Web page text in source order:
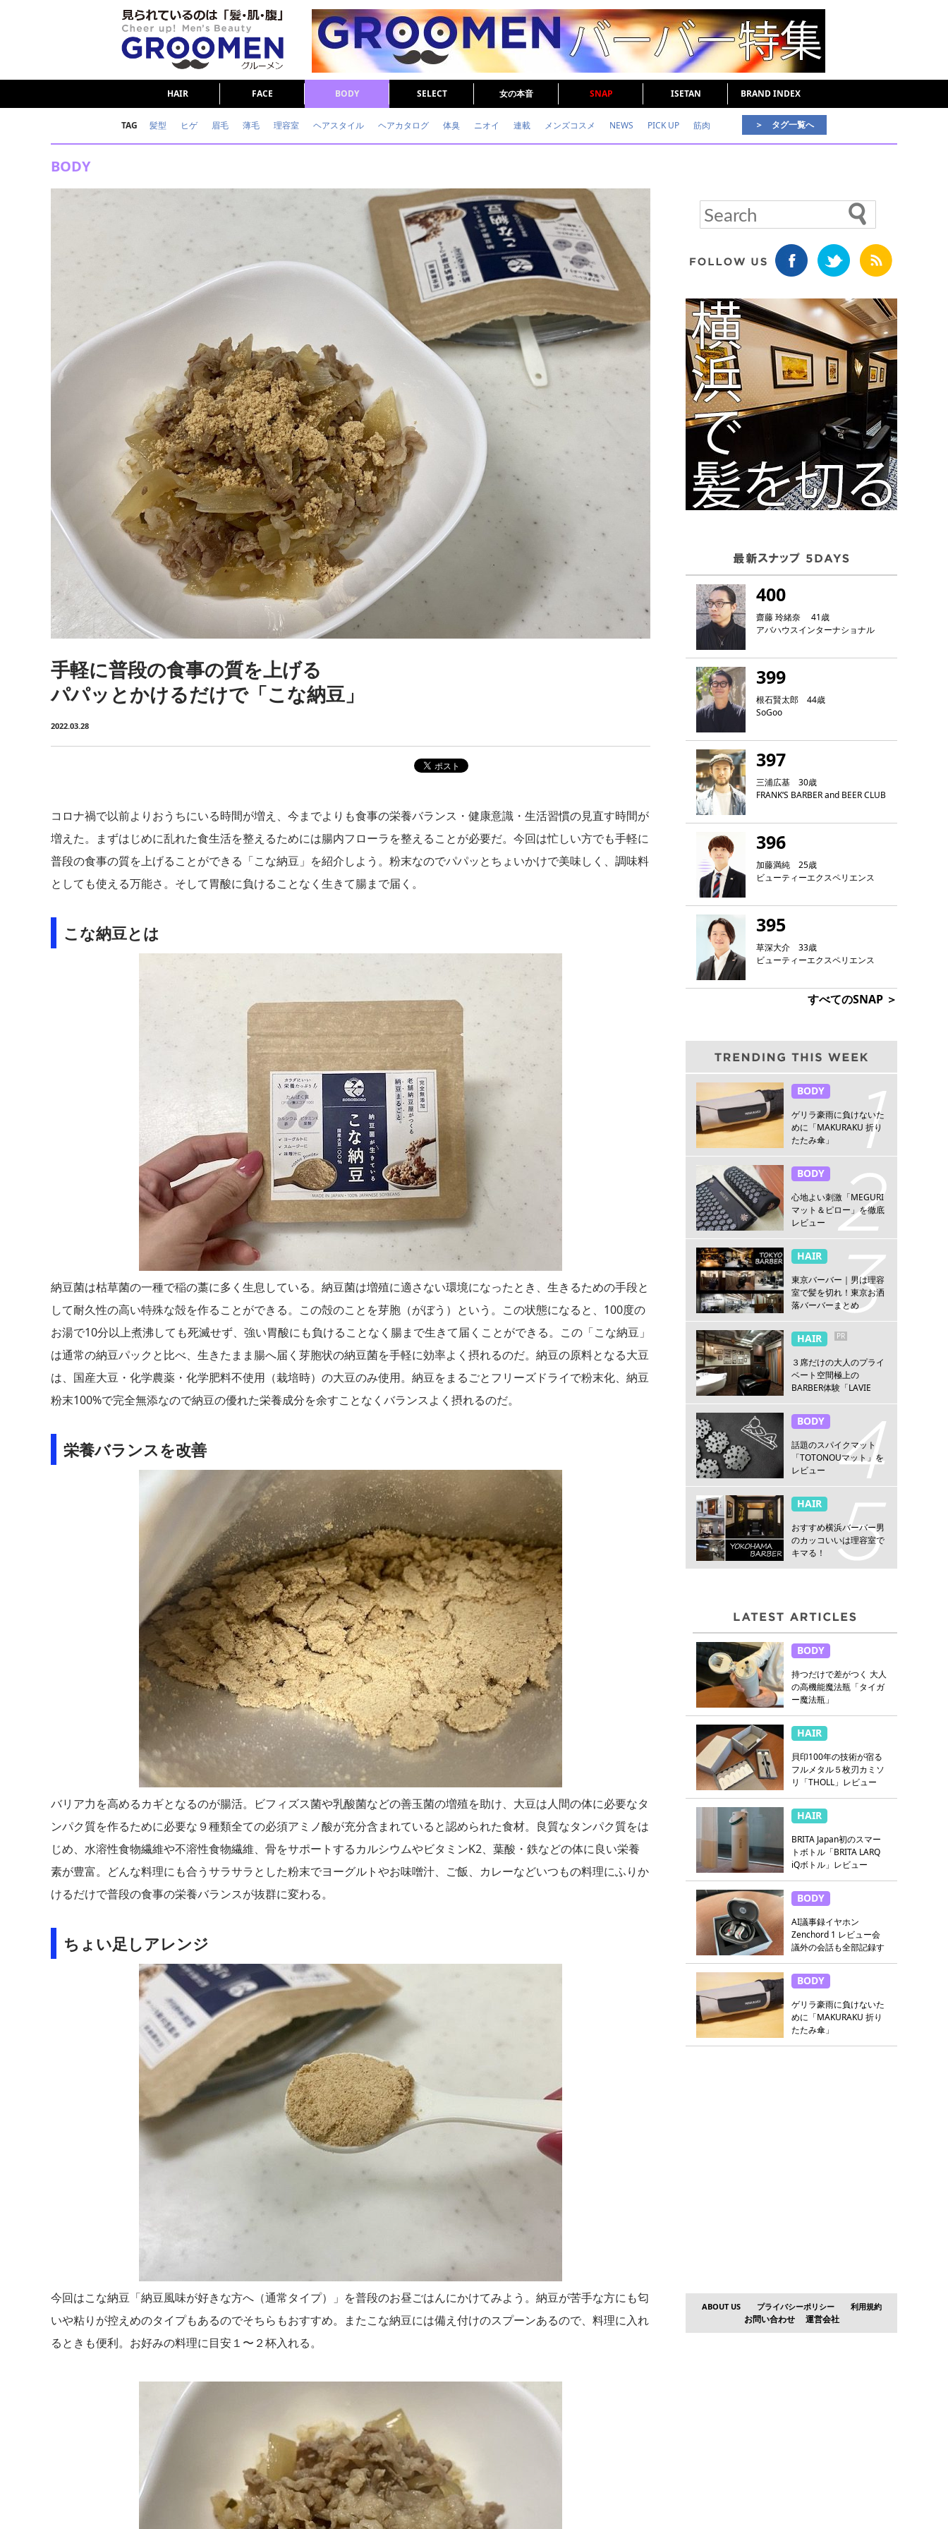
HAIR FACE BODY SELECT 女の本音 SNAP ISETAN BRAND INDEX
TAG 髪型 ヒゲ 眉毛 薄毛 理容室 ヘアスタイル ヘアカタログ 体臭 ニオイ 連載 メンズコスメ NEWS PICK UP 筋肉 ＞ タグ一覧へ
BODY
手軽に普段の食事の質を上げる
パパッとかけるだけで「こな納豆」
2022.03.28
コロナ禍で以前よりおうちにいる時間が増え、今までよりも食事の栄養バランス・健康意識・生活習慣の見直す時間が
増えた。まずはじめに乱れた食生活を整えるためには腸内フローラを整えることが必要だ。今回は忙しい方でも手軽に
普段の食事の質を上げることができる「こな納豆」を紹介しよう。粉末なのでパパッとちょいかけで美味しく、調味料
としても使える万能さ。そして胃酸に負けることなく生きて腸まで届く。
こな納豆とは
納豆菌は枯草菌の一種で稲の藁に多く生息している。納豆菌は増殖に適さない環境になったとき、生きるための手段と
して耐久性の高い特殊な殻を作ることができる。この殻のことを芽胞（がぼう）という。この状態になると、100度の
お湯で10分以上煮沸しても死滅せず、強い胃酸にも負けることなく腸まで生きて届くことができる。この「こな納豆」
は通常の納豆パックと比べ、生きたまま腸へ届く芽胞状の納豆菌を手軽に効率よく摂れるのだ。納豆の原料となる大豆
は、国産大豆・化学農薬・化学肥料不使用（栽培時）の大豆のみ使用。納豆をまるごとフリーズドライで粉末化、納豆
粉末100%で完全無添なので納豆の優れた栄養成分を余すことなくバランスよく摂れるのだ。
栄養バランスを改善
バリア力を高めるカギとなるのが腸活。ビフィズス菌や乳酸菌などの善玉菌の増殖を助け、大豆は人間の体に必要なタ
ンパク質を作るために必要な９種類全ての必須アミノ酸が充分含まれていると認められた食材。良質なタンパク質をは
じめ、水溶性食物繊維や不溶性食物繊維、骨をサポートするカルシウムやビタミンK2、葉酸・鉄などの体に良い栄養
素が豊富。どんな料理にも合うサラサラとした粉末でヨーグルトやお味噌汁、ご飯、カレーなどいつもの料理にふりか
けるだけで普段の食事の栄養バランスが抜群に変わる。
ちょい足しアレンジ
今回はこな納豆「納豆風味が好きな方へ（通常タイプ）」を普段のお昼ごはんにかけてみよう。納豆が苦手な方にも匂
いや粘りが控えめのタイプもあるのでそちらもおすすめ。またこな納豆には備え付けのスプーンあるので、料理に入れ
るときも便利。お好みの料理に目安１〜２杯入れる。
400
齋藤 玲緒奈 41歳
アバハウスインターナショナル
399
根石賢太郎 44歳
SoGoo
397
三浦広基 30歳
FRANK‘S BARBER and BEER CLUB
396
加藤満純 25歳
ビューティーエクスペリエンス
395
草深大介 33歳
ビューティーエクスペリエンス
すべてのSNAP ＞
BODY
ゲリラ豪雨に負けないた
めに「MAKURAKU 折り
たたみ傘」
BODY
心地よい刺激「MEGURI
マット＆ピロー」を徹底
レビュー
HAIR
東京バーバー｜男は理容
室で髪を切れ！東京お洒
落バーバーまとめ
HAIR PR
３席だけの大人のプライ
ベート空間極上の
BARBER体験「LAVIE
BARBER HANARE新宿
店」
BODY
話題のスパイクマット
「TOTONOUマット」を
レビュー
HAIR
おすすめ横浜バーバー男
のカッコいいは理容室で
キマる！
BODY
持つだけで差がつく 大人
の高機能魔法瓶「タイガ
ー魔法瓶」
HAIR
貝印100年の技術が宿る
フルメタル５枚刃カミソ
リ「THOLL」レビュー
HAIR
BRITA Japan初のスマー
トボトル「BRITA LARQ
iQボトル」レビュー
BODY
AI議事録イヤホン
Zenchord 1 レビュー会
議外の会話も全部記録す
BODY
ゲリラ豪雨に負けないた
めに「MAKURAKU 折り
たたみ傘」
ABOUT US プライバシーポリシー 利用規約
お問い合わせ 運営会社